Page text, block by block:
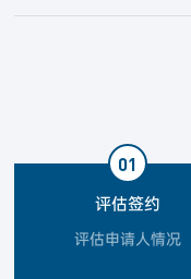
01
评估签约
评估申请人情况